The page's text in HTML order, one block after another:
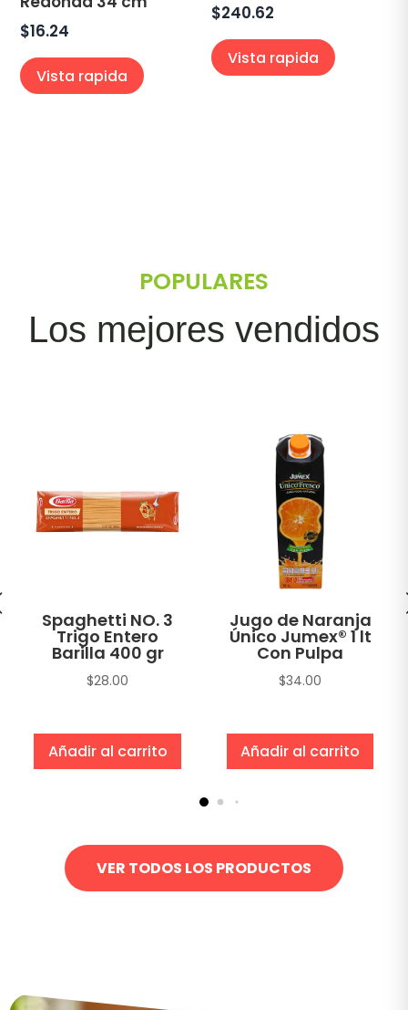
$16.24
Vista rapida
$240.62
Vista rapida
POPULARES
Los mejores vendidos
Spaghetti NO. 3
Trigo Entero
Barilla 400 gr
$28.00
Añadir al carrito
Jugo de Naranja
Único Jumex® 1 lt
Con Pulpa
$34.00
Añadir al carrito
VER TODOS LOS PRODUCTOS